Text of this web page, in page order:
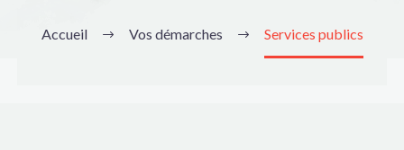
Accueil Vos démarches Services publics